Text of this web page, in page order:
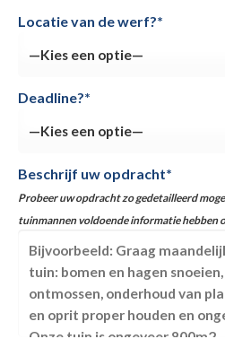
Locatie van de werf?*
Deadline?*
Beschrijf uw opdracht*
Probeer uw opdracht zo gedetailleerd
tuinmannen voldoende informatie hebben